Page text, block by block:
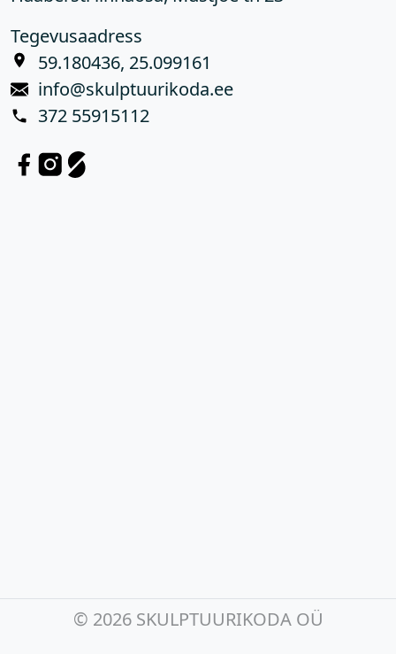
Tegevusaadress
59.180436, 25.099161
info@skulptuurikoda.ee
372 55915112
© 2026 SKULPTUURIKODA OÜ